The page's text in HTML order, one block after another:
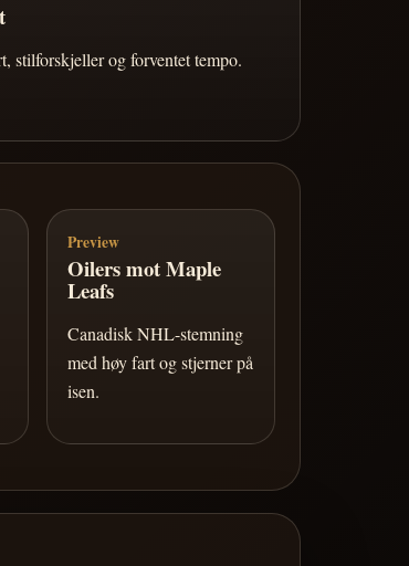
stilforskjeller og forventet tempo.
Preview
Oilers mot Maple
Leafs
Canadisk NHL-stemning
med høy fart og stjerner på
isen.